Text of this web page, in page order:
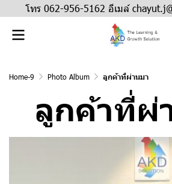
โทร 062-956-5162 อีเมล์
Home-9 Photo Album ลูกค้าที่ผ่านมา
ลูกค้าที่ผ่